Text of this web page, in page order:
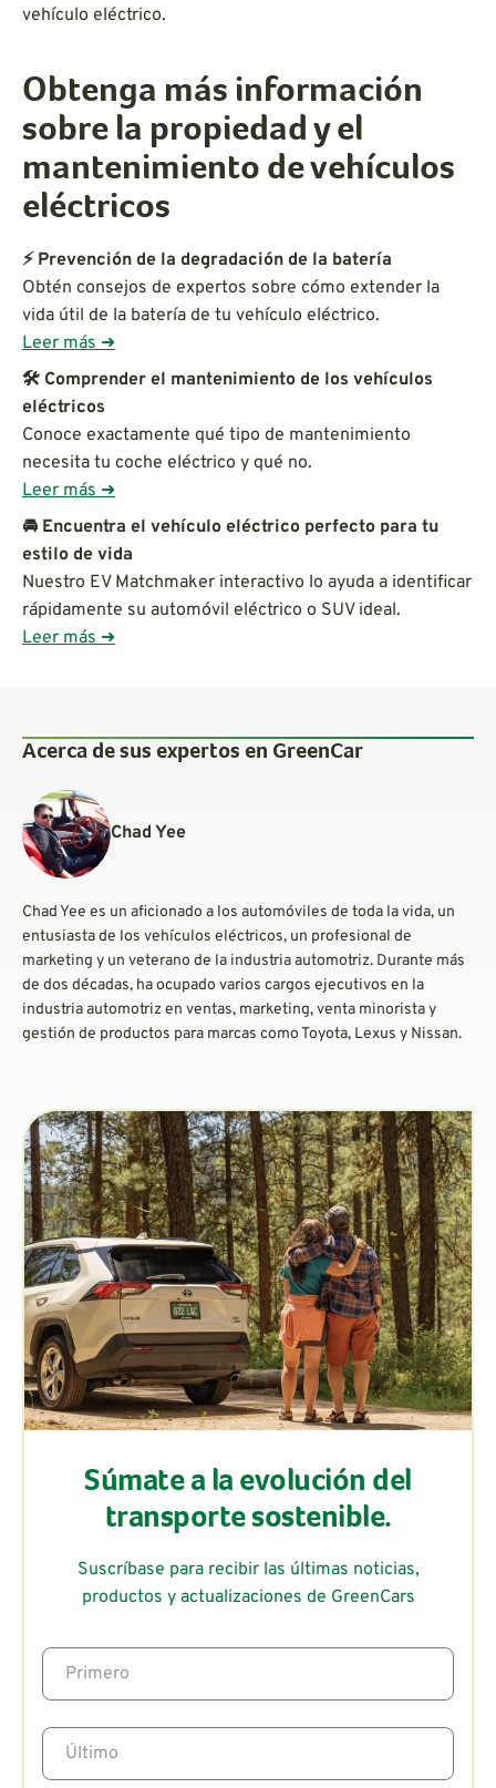
vehículo eléctrico.
Obtenga más información
sobre la propiedad y el
mantenimiento de vehículos
eléctricos
⚡ Prevención de la degradación de la batería
Obtén consejos de expertos sobre cómo extender la
vida útil de la batería de tu vehículo eléctrico.
Leer más ➜
🛠️ Comprender el mantenimiento de los vehículos
eléctricos
Conoce exactamente qué tipo de mantenimiento
necesita tu coche eléctrico y qué no.
Leer más ➜
🚘 Encuentra el vehículo eléctrico perfecto para tu
estilo de vida
Nuestro EV Matchmaker interactivo lo ayuda a identificar
rápidamente su automóvil eléctrico o SUV ideal.
Leer más ➜
Acerca de sus expertos en GreenCar
Chad Yee
Chad Yee es un aficionado a los automóviles de toda la vida, un
entusiasta de los vehículos eléctricos, un profesional de
marketing y un veterano de la industria automotriz. Durante más
de dos décadas, ha ocupado varios cargos ejecutivos en la
industria automotriz en ventas, marketing, venta minorista y
gestión de productos para marcas como Toyota, Lexus y Nissan.
Súmate a la evolución del
transporte sostenible.
Suscríbase para recibir las últimas noticias,
productos y actualizaciones de GreenCars